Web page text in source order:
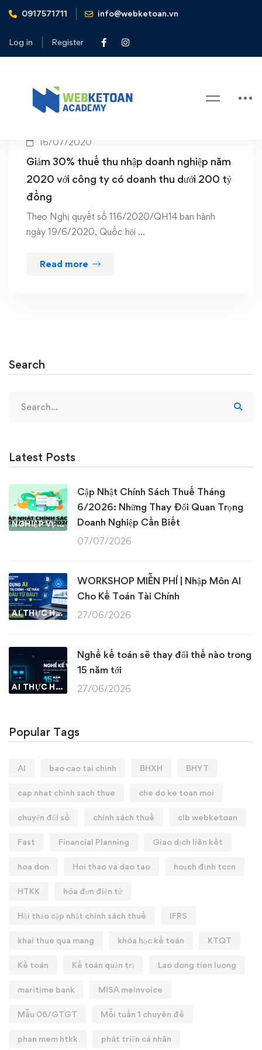
0917571711 info@webketoan.vn
Log in Register
Home Thuế TNDN năm 2020
Tag: Thuế TNDN năm 2020
16/07/2020
Giảm 30% thuế thu nhập doanh nghiệp năm
2020 với công ty có doanh thu dưới 200 tỷ
đồng
Theo Nghị quyết số 116/2020/QH14 ban hành
ngày 19/6/2020, Quốc hội …
Read more
Search
for:
Latest Posts
NGHIỆP VỤ KẾ TOÁN & THUẾ
Cập Nhật Chính Sách Thuế Tháng
6/2026: Những Thay Đổi Quan Trọng
Doanh Nghiệp Cần Biết
07/07/2026
AI THỰC HÀNH
WORKSHOP MIỄN PHÍ | Nhập Môn AI
Cho Kế Toán Tài Chính
27/06/2026
AI THỰC HÀNH
Nghề kế toán sẽ thay đổi thế nào trong
15 năm tới
27/06/2026
Popular Tags
AI bao cao tai chinh BHXH BHYT
cap nhat chinh sach thue che do ke toan moi
chuyển đổi số chính sách thuế clb webketoan
Fast Financial Planning Giao dịch liên kết
hoa don Hoi thao va dao tao hoạch định tccn
HTKK hóa đơn điện tử
Hội thảo cập nhật chính sách thuế IFRS
khai thue qua mang khóa học kế toán KTQT
Kế toán Kế toán quản trị Lao dong tien luong
maritime bank MISA meInvoice
Mẫu 06/GTGT Mỗi tuần 1 chuyên đề
phan mem htkk phát triển cá nhân